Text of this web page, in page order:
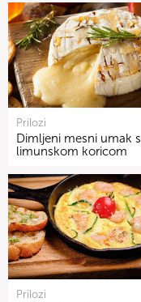
Prilozi
Dimljeni mesni umak s
limunskom koricom
Prilozi